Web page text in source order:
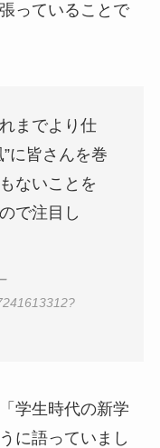
っていることで
までより仕
に皆さんを巻
ないことを
で注目し
学生時代の新学
に語っていまし